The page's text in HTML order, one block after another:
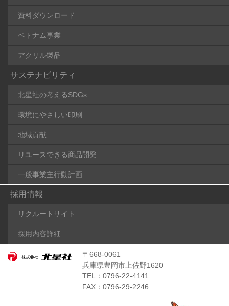
資料ダウンロード
ベトナム事業
アクリル製品
サステナビリティ
北星社の考えるSDGs
環境にやさしい印刷
地域貢献
リユースできる商品開発
一般事業主行動計画
採用情報
リクルートサイト
採用内容詳細
〒668-0061
兵庫県豊岡市上佐野1620
TEL：0796-22-4141
FAX：0796-29-2246